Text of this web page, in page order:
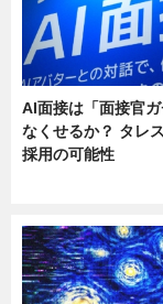
AI面接は「面接官
なくせるか？ タレ
採用の可能性